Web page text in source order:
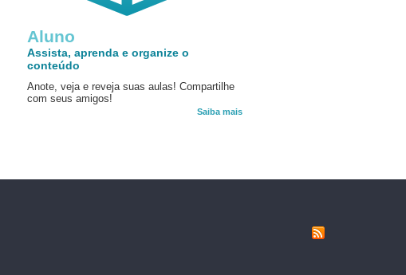
Aluno
Assista, aprenda e organize o
conteúdo
Anote, veja e reveja suas aulas! Compartilhe
com seus amigos!
Saiba mais